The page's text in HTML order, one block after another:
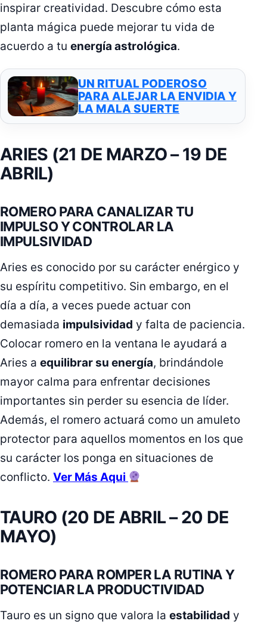
inspirar creatividad. Descubre cómo esta
planta mágica puede mejorar tu vida de
acuerdo a tu energía astrológica.
UN RITUAL PODEROSO
PARA ALEJAR LA ENVIDIA Y
LA MALA SUERTE
ARIES (21 DE MARZO – 19 DE
ABRIL)
ROMERO PARA CANALIZAR TU
IMPULSO Y CONTROLAR LA
IMPULSIVIDAD
Aries es conocido por su carácter enérgico y
su espíritu competitivo. Sin embargo, en el
día a día, a veces puede actuar con
demasiada impulsividad y falta de paciencia.
Colocar romero en la ventana le ayudará a
Aries a equilibrar su energía, brindándole
mayor calma para enfrentar decisiones
importantes sin perder su esencia de líder.
Además, el romero actuará como un amuleto
protector para aquellos momentos en los que
su carácter los ponga en situaciones de
conflicto. Ver Más Aqui
TAURO (20 DE ABRIL – 20 DE
MAYO)
ROMERO PARA ROMPER LA RUTINA Y
POTENCIAR LA PRODUCTIVIDAD
Tauro es un signo que valora la estabilidad y